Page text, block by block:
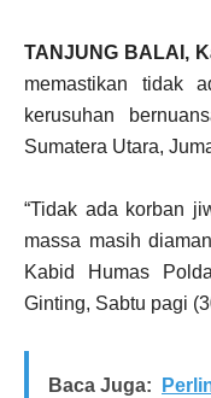
TANJUNG BALAI,
memastikan tidak
kerusuhan
Sumatera Utara,
“Tidak ada korban
massa masih
Kabid Humas
Ginting, Sabtu pagi
Baca Juga: